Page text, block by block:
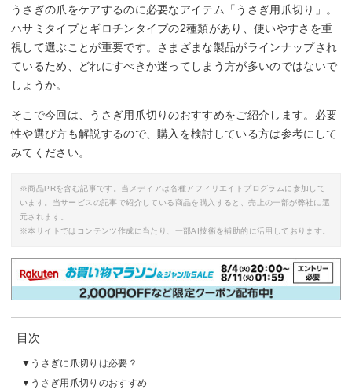
うさぎの爪をケアするのに必要なアイテム「うさぎ用爪切り」。
ハサミタイプとギロチンタイプの2種類があり、使いやすさを重
視して選ぶことが重要です。さまざまな製品がラインナップされ
ているため、どれにすべきか迷ってしまう方が多いのではないで
しょうか。
そこで今回は、うさぎ用爪切りのおすすめをご紹介します。必要
性や選び方も解説するので、購入を検討している方は参考にして
みてください。
※商品PRを含む記事です。当メディアは各種アフィリエイトプログラムに参加して
います。当サービスの記事で紹介している商品を購入すると、売上の一部が弊社に還
元されます。
※本サイトではコンテンツ作成に当たり、一部AI技術を補助的に活用しております。
目次
うさぎに爪切りは必要？
うさぎ用爪切りのおすすめ